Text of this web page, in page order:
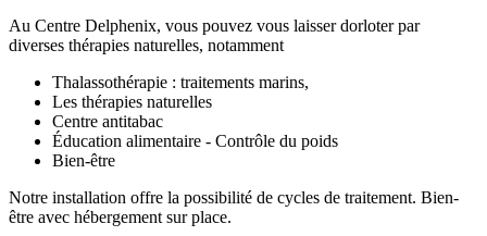
Au Centre Delphenix, vous pouvez vous laisser dorloter par
diverses thérapies naturelles, notamment
Thalassothérapie : traitements marins,
Les thérapies naturelles
Centre antitabac
Éducation alimentaire - Contrôle du poids
Bien-être
Notre installation offre la possibilité de cycles de traitement. Bien-
être avec hébergement sur place.